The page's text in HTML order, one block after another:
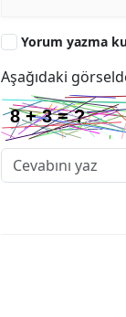
Yorum yazma
Aşağıdaki